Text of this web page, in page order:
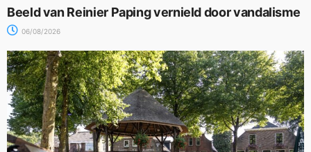
Beeld van Reinier Paping vernield door vandalisme
06/08/2026